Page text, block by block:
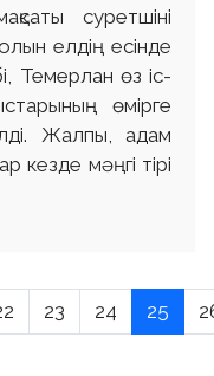
суретшіні
елдің есінде
Темерлан өз іс-
өмірге
Жалпы, адам
кезде мәңгі тірі
23 24 25